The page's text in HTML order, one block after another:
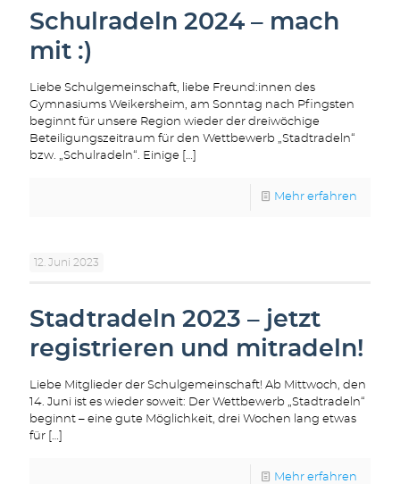
Schulradeln 2024 – mach
mit :)
Liebe Schulgemeinschaft, liebe Freund:innen des
Gymnasiums Weikersheim, am Sonntag nach Pfingsten
beginnt für unsere Region wieder der dreiwöchige
Beteiligungszeitraum für den Wettbewerb „Stadtradeln“
bzw. „Schulradeln“. Einige […]
Mehr erfahren
12. Juni 2023
Stadtradeln 2023 – jetzt
registrieren und mitradeln!
Liebe Mitglieder der Schulgemeinschaft! Ab Mittwoch, den
14. Juni ist es wieder soweit: Der Wettbewerb „Stadtradeln“
beginnt – eine gute Möglichkeit, drei Wochen lang etwas
für […]
Mehr erfahren